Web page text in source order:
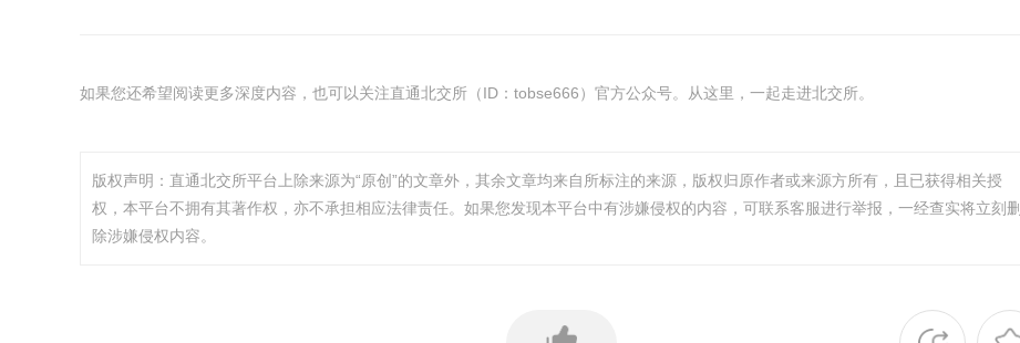
如果您还希望阅读更多深度内容，也可以关注直通北交所（ID：tobse666）官方公众号。从这里，一起走进北交所。
版权声明：直通北交所平台上除来源为“原创”的文章外，其余文章均来自所标注的来源，版权归原作者或来源方所有，且已获得相关授
权，本平台不拥有其著作权，亦不承担相应法律责任。如果您发现本平台中有涉嫌侵权的内容，可联系客服进行举报，一经查实将立刻删
除涉嫌侵权内容。